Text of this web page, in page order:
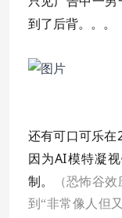
到了后背。。。
还有可口可乐在
因为AI模特凝
制。
（恐怖谷
到“非常像人但